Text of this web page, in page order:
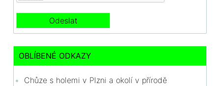
OBLÍBENÉ ODKAZY
Chůze s holemi v Plzni a okolí v přírodě